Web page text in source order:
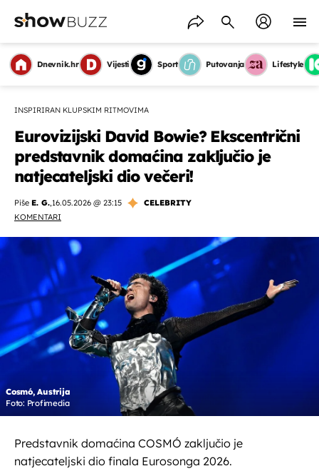
Dnevnik.hr Vijesti Sport Putovanja Lifestyle
INSPIRIRAN KLUPSKIM RITMOVIMA
Eurovizijski David Bowie? Ekscentrični
predstavnik domaćina zaključio je
natjecateljski dio večeri!
Piše E. G.,16.05.2026 @ 23:15
CELEBRITY
KOMENTARI
Cosmó, Austrija
Foto: Profimedia
Predstavnik domaćina COSMÓ zaključio je
natjecateljski dio finala Eurosonga 2026.
OMOGUĆI OBAVIJESTI